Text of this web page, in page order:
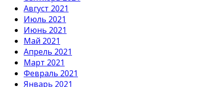
Август 2021
Июль 2021
Июнь 2021
Май 2021
Апрель 2021
Март 2021
Февраль 2021
Январь 2021